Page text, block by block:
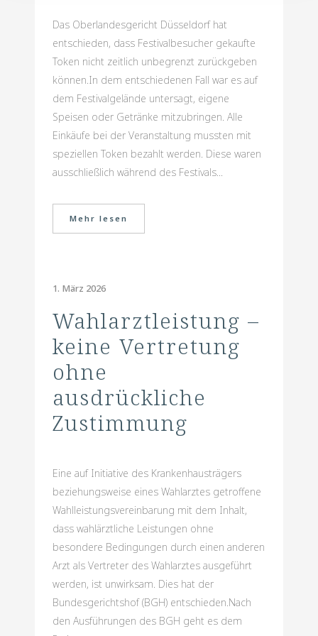
Das Oberlandesgericht Düsseldorf hat
entschieden, dass Festivalbesucher gekaufte
Token nicht zeitlich unbegrenzt zurückgeben
können.In dem entschiedenen Fall war es auf
dem Festivalgelände untersagt, eigene
Speisen oder Getränke mitzubringen. Alle
Einkäufe bei der Veranstaltung mussten mit
speziellen Token bezahlt werden. Diese waren
ausschließlich während des Festivals...
Mehr lesen
1. März 2026
Wahlarztleistung –
keine Vertretung
ohne
ausdrückliche
Zustimmung
Eine auf Initiative des Krankenhausträgers
beziehungsweise eines Wahlarztes getroffene
Wahlleistungsvereinbarung mit dem Inhalt,
dass wahlärztliche Leistungen ohne
besondere Bedingungen durch einen anderen
Arzt als Vertreter des Wahlarztes ausgeführt
werden, ist unwirksam. Dies hat der
Bundesgerichtshof (BGH) entschieden.Nach
den Ausführungen des BGH geht es dem